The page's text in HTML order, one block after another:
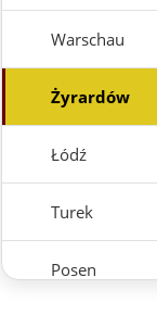
Warschau
Żyrardów
Łódź
Turek
Posen